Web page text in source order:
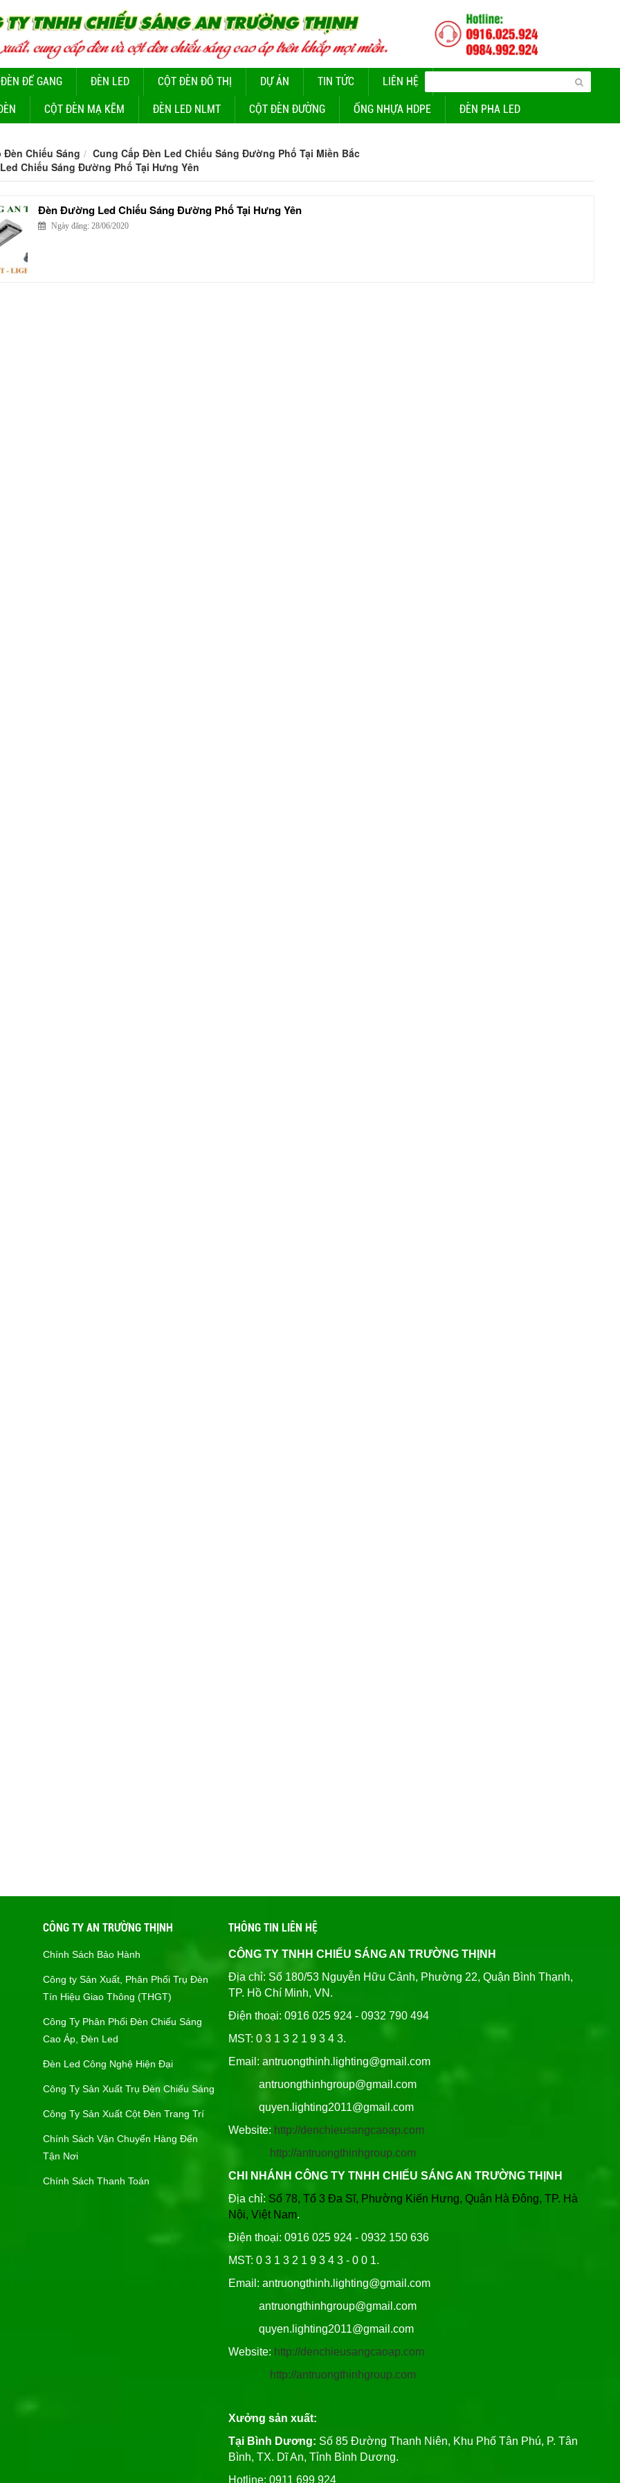
ĐỂ GANG ĐÈN LED CỘT ĐÈN ĐÔ THỊ DỰ ÁN TIN TỨC LIÊN HỆ
CỘT ĐÈN MẠ KẼM ĐÈN LED NLMT CỘT ĐÈN ĐƯỜNG ỐNG NHỰA HDPE ĐÈN PHA LED
Đèn Chiếu Sáng
Cung Cấp Đèn Led Chiếu Sáng Đường Phố Tại Miền Bắc
Chiếu Sáng Đường Phố Tại Hưng Yên
Đèn Đường Led Chiếu Sáng Đường Phố Tại Hưng Yên
Ngày đăng: 28/06/2020
CÔNG TY AN TRƯỜNG THỊNH
Chính Sách Bảo Hành
Công ty Sản Xuất, Phân Phối Trụ Đèn
Tín Hiệu Giao Thông (THGT)
Công Ty Phân Phối Đèn Chiếu Sáng
Cao Áp, Đèn Led
Đèn Led Công Nghệ Hiện Đại
Công Ty Sản Xuất Trụ Đèn Chiếu Sáng
Công Ty Sản Xuất Cột Đèn Trang Trí
Chính Sách Vận Chuyển Hàng Đến
Tận Nơi
Chính Sách Thanh Toán
THÔNG TIN LIÊN HỆ
CÔNG TY TNHH CHIẾU SÁNG AN TRƯỜNG THỊNH
Địa chỉ: Số 180/53 Nguyễn Hữu Cảnh, Phường 22, Quận Bình Thạnh,
TP. Hồ Chí Minh, VN.
Điện thoại: 0916 025 924 - 0932 790 494
MST: 0 3 1 3 2 1 9 3 4 3.
Email: antruongthinh.lighting@gmail.com
antruongthinhgroup@gmail.com
quyen.lighting2011@gmail.com
Website: http://denchieusangcaoap.com
http://antruongthinhgroup.com
CHI NHÁNH CÔNG TY TNHH CHIẾU SÁNG AN TRƯỜNG THỊNH
Địa chỉ: Số 78, Tổ 3 Đa Sĩ, Phường Kiến Hưng, Quận Hà Đông, TP. Hà
Nội, Việt Nam.
Điện thoại: 0916 025 924 - 0932 150 636
MST: 0 3 1 3 2 1 9 3 4 3 - 0 0 1.
Email: antruongthinh.lighting@gmail.com
antruongthinhgroup@gmail.com
quyen.lighting2011@gmail.com
Website: http://denchieusangcaoap.com
http://antruongthinhgroup.com
Xưởng sản xuất:
Tại Bình Dương: Số 85 Đường Thanh Niên, Khu Phố Tân Phú, P. Tân
Bình, TX. Dĩ An, Tỉnh Bình Dương.
Hotline: 0911 699 924